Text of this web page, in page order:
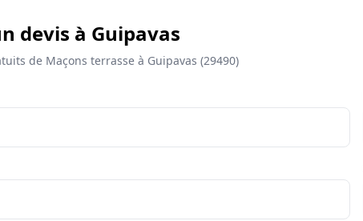
devis à Guipavas
de Maçons terrasse à Guipavas (29490)